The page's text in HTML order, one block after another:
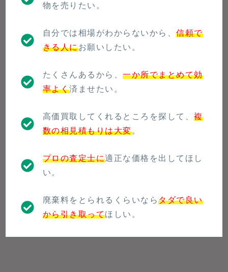
物を売りたい。
自分では相場がわからないから、 信頼で
きる人にお願いしたい。
たくさんあるから、 一か所でまとめて効
率よく済ませたい。
高価買取してくれるところを探して、 複
数の相見積もりは大変。
プロの査定士に適正な価格を出してほし
い。
廃棄料をとられるくらいならタダで良い
から引き取ってほしい。